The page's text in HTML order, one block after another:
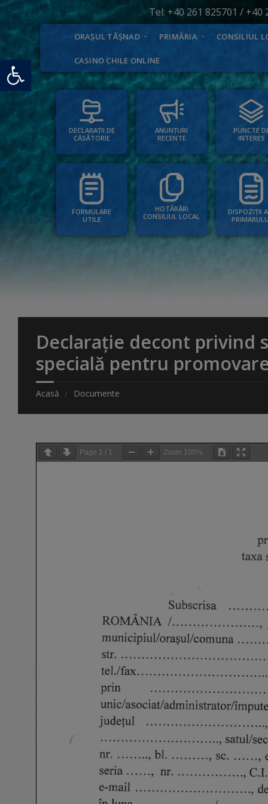
Deschide bara de unelte
Tel: +40 261 825701 / +40
ORAȘUL TĂȘNAD PRIMĂRIA CONSILIUL
CASINO CHILE ONLINE
DECLARAȚII DE
CĂSĂTORIE
ANUNȚURI
RECENTE
PUNCTE
INTERES
FORMULARE
UTILE
HOTĂRÂRI
CONSILIUL LOCAL
DISPOZIȚII
Declarație decont privind
specială pentru
Acasă Documente
Page 1 / 1 Zoom 100%